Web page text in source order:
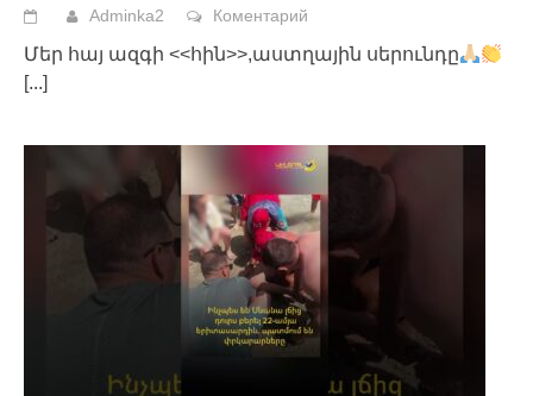
Adminka2 Коментарий
Մեր հայ ազգի <<հին>>,աստղային սերունդը
[...]